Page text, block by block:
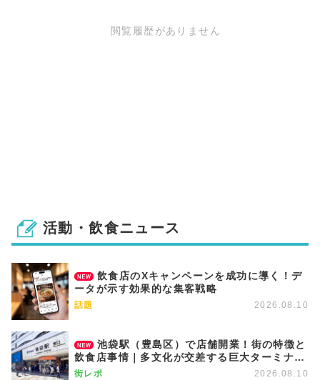
閲覧履歴がありません
活動・飲食ニュース
飲食店のXキャンペーンを成功に導く！デ
ータが示す効果的な集客戦略
話題 2026.08.10
池袋駅（豊島区）で店舗開業！街の特徴と
飲食店事情｜多文化が交差する巨大ターミナル
と再開発で進化する副都心
街レポ 2026.08.10